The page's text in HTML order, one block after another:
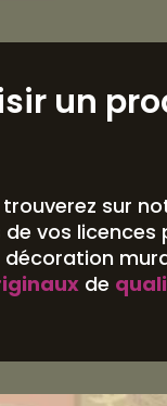
un
sur
vos licences
de